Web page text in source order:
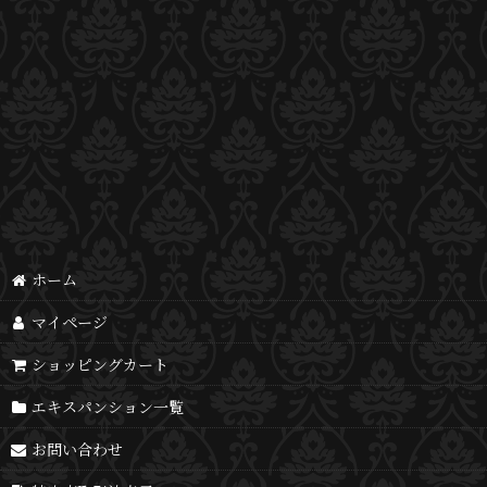
ホーム
マイページ
ショッピングカート
エキスパンション一覧
お問い合わせ